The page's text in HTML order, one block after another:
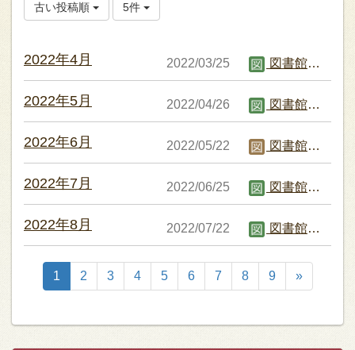
古い投稿順 5件
2022年4月 2022/03/25 図書館職員B
2022年5月 2022/04/26 図書館職員B
2022年6月 2022/05/22 図書館職員C
2022年7月 2022/06/25 図書館職員B
2022年8月 2022/07/22 図書館職員B
1 2 3 4 5 6 7 8 9 »